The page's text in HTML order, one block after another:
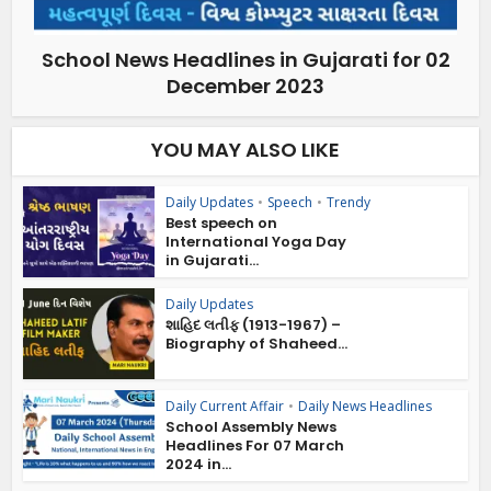
School News Headlines in Gujarati for 02
December 2023
YOU MAY ALSO LIKE
Daily Updates • Speech • Trendy
Best speech on
International Yoga Day
in Gujarati...
Daily Updates
શાહિદ લતીફ (1913-1967) –
Biography of Shaheed...
Daily Current Affair • Daily News Headlines
School Assembly News
Headlines For 07 March
2024 in...